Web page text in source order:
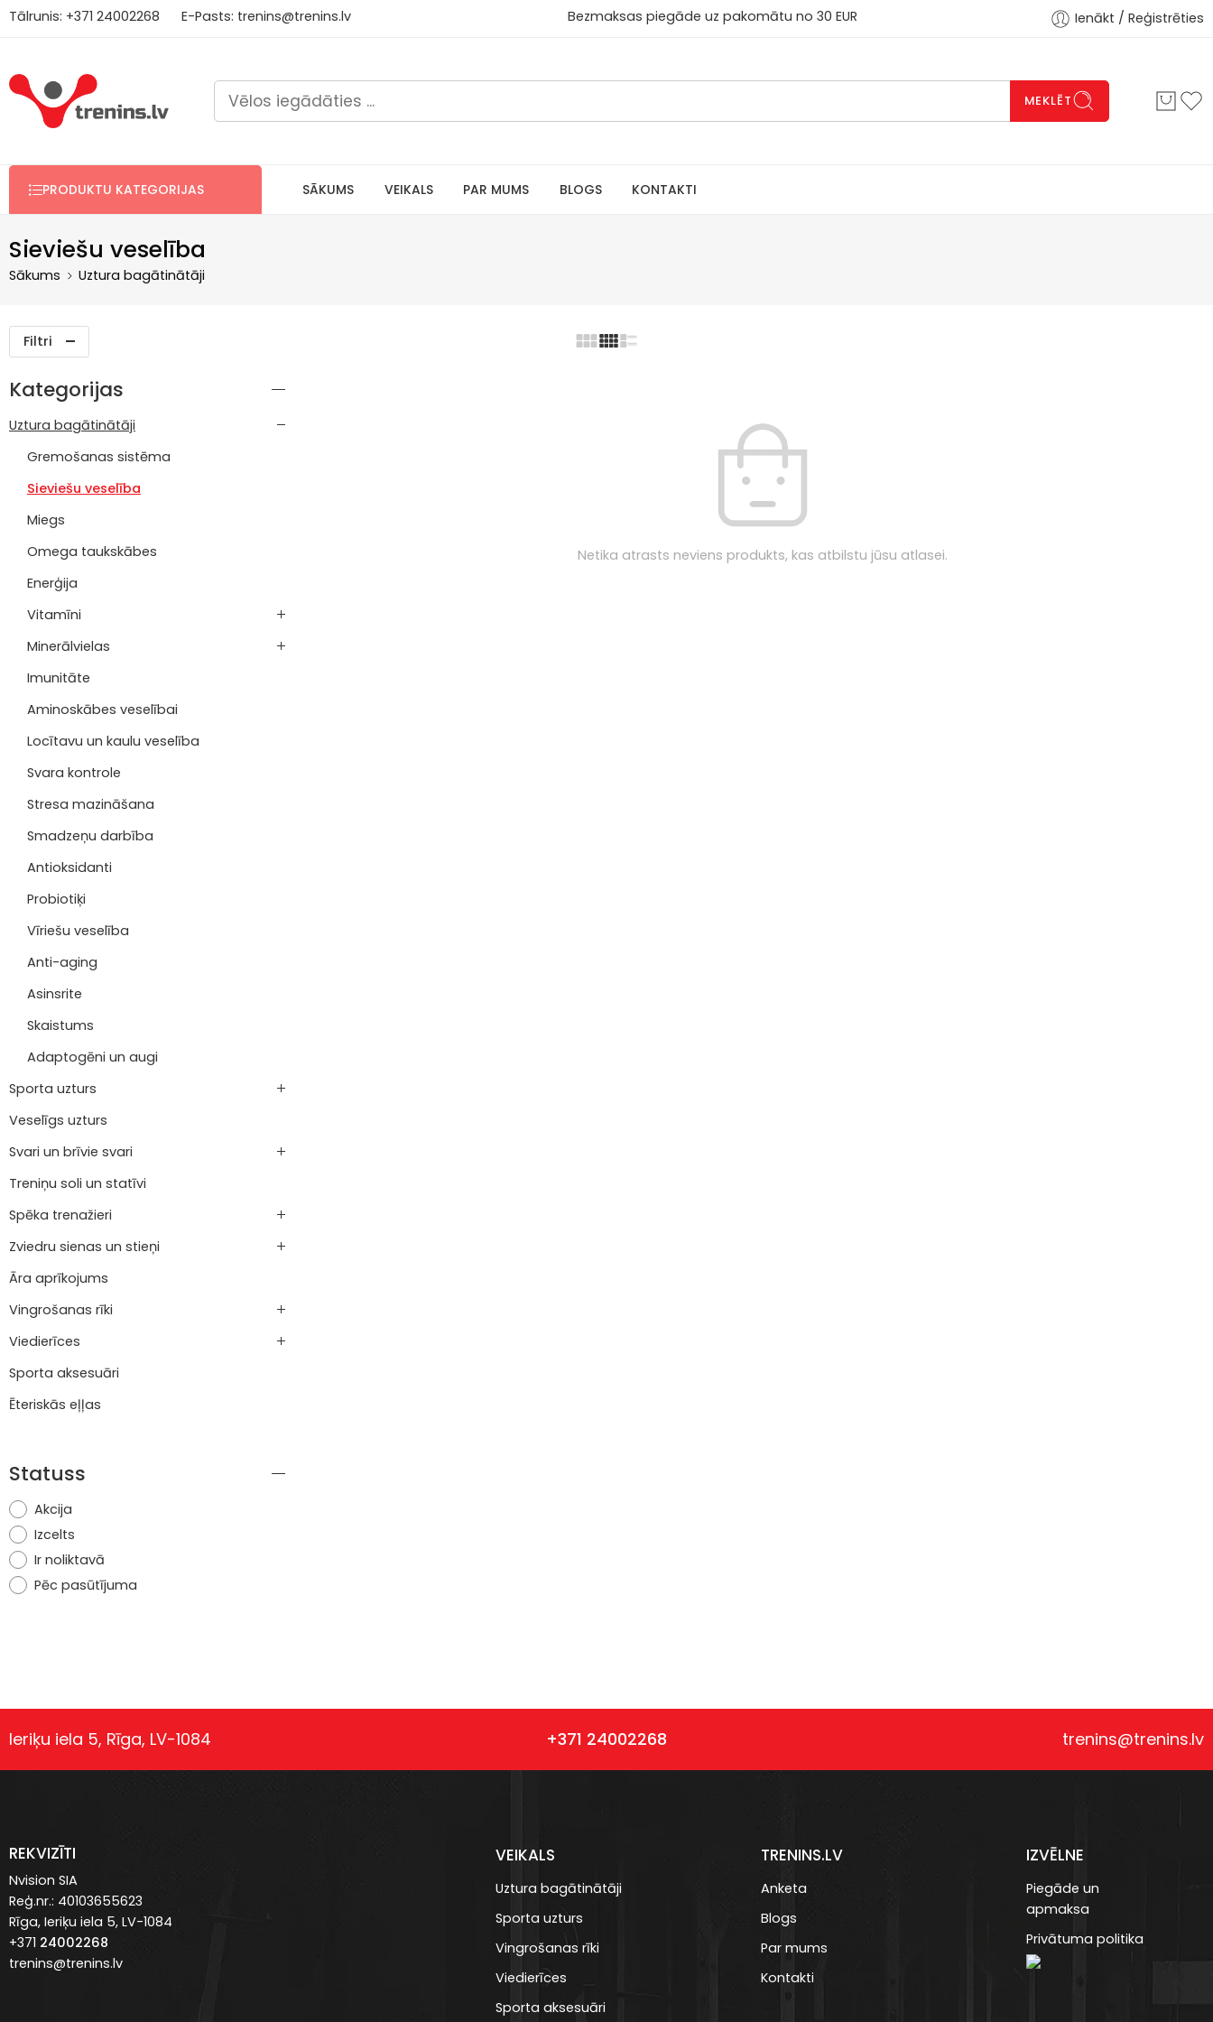
Tālrunis: +371 24002268 E-Pasts: trenins@trenins.lv Bezmaksas piegāde uz pakomātu no 30 EUR Ienākt / Reģistrēties
MEKLĒT
PRODUKTU KATEGORIJAS SĀKUMS VEIKALS PAR MUMS BLOGS KONTAKTI
Sieviešu veselība
Sākums Uztura bagātinātāji
Filtri
Netika atrasts neviens produkts, kas atbilstu jūsu atlasei.
Kategorijas
Uztura bagātinātāji
Gremošanas sistēma
Sieviešu veselība
Miegs
Omega taukskābes
Enerģija
Vitamīni
Minerālvielas
Imunitāte
Aminoskābes veselībai
Locītavu un kaulu veselība
Svara kontrole
Stresa mazināšana
Smadzeņu darbība
Antioksidanti
Probiotiķi
Vīriešu veselība
Anti-aging
Asinsrite
Skaistums
Adaptogēni un augi
Sporta uzturs
Veselīgs uzturs
Svari un brīvie svari
Treniņu soli un statīvi
Spēka trenažieri
Zviedru sienas un stieņi
Āra aprīkojums
Vingrošanas rīki
Viedierīces
Sporta aksesuāri
Ēteriskās eļļas
Statuss
Akcija
Izcelts
Ir noliktavā
Pēc pasūtījuma
Ieriķu iela 5, Rīga, LV-1084 +371 24002268 trenins@trenins.lv
REKVIZĪTI
Nvision SIA
Reģ.nr.: 40103655623
Rīga, Ieriķu iela 5, LV-1084
+371 24002268
trenins@trenins.lv
VEIKALS
Uztura bagātinātāji
Sporta uzturs
Vingrošanas rīki
Viedierīces
Sporta aksesuāri
TRENINS.LV
Anketa
Blogs
Par mums
Kontakti
IZVĒLNE
Piegāde un
apmaksa
Privātuma politika